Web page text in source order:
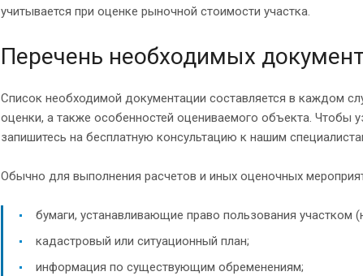
учитывается при оценке рыночной стоимости участка.
Перечень необходимых
Список необходимой документации составляется в каждом
оценки, а также особенностей оцениваемого объекта. Чтобы
запишитесь на бесплатную консультацию к нашим
Обычно для выполнения расчетов и иных оценочных
бумаги, устанавливающие право пользования участком
кадастровый или ситуационный план;
информация по существующим обременениям;